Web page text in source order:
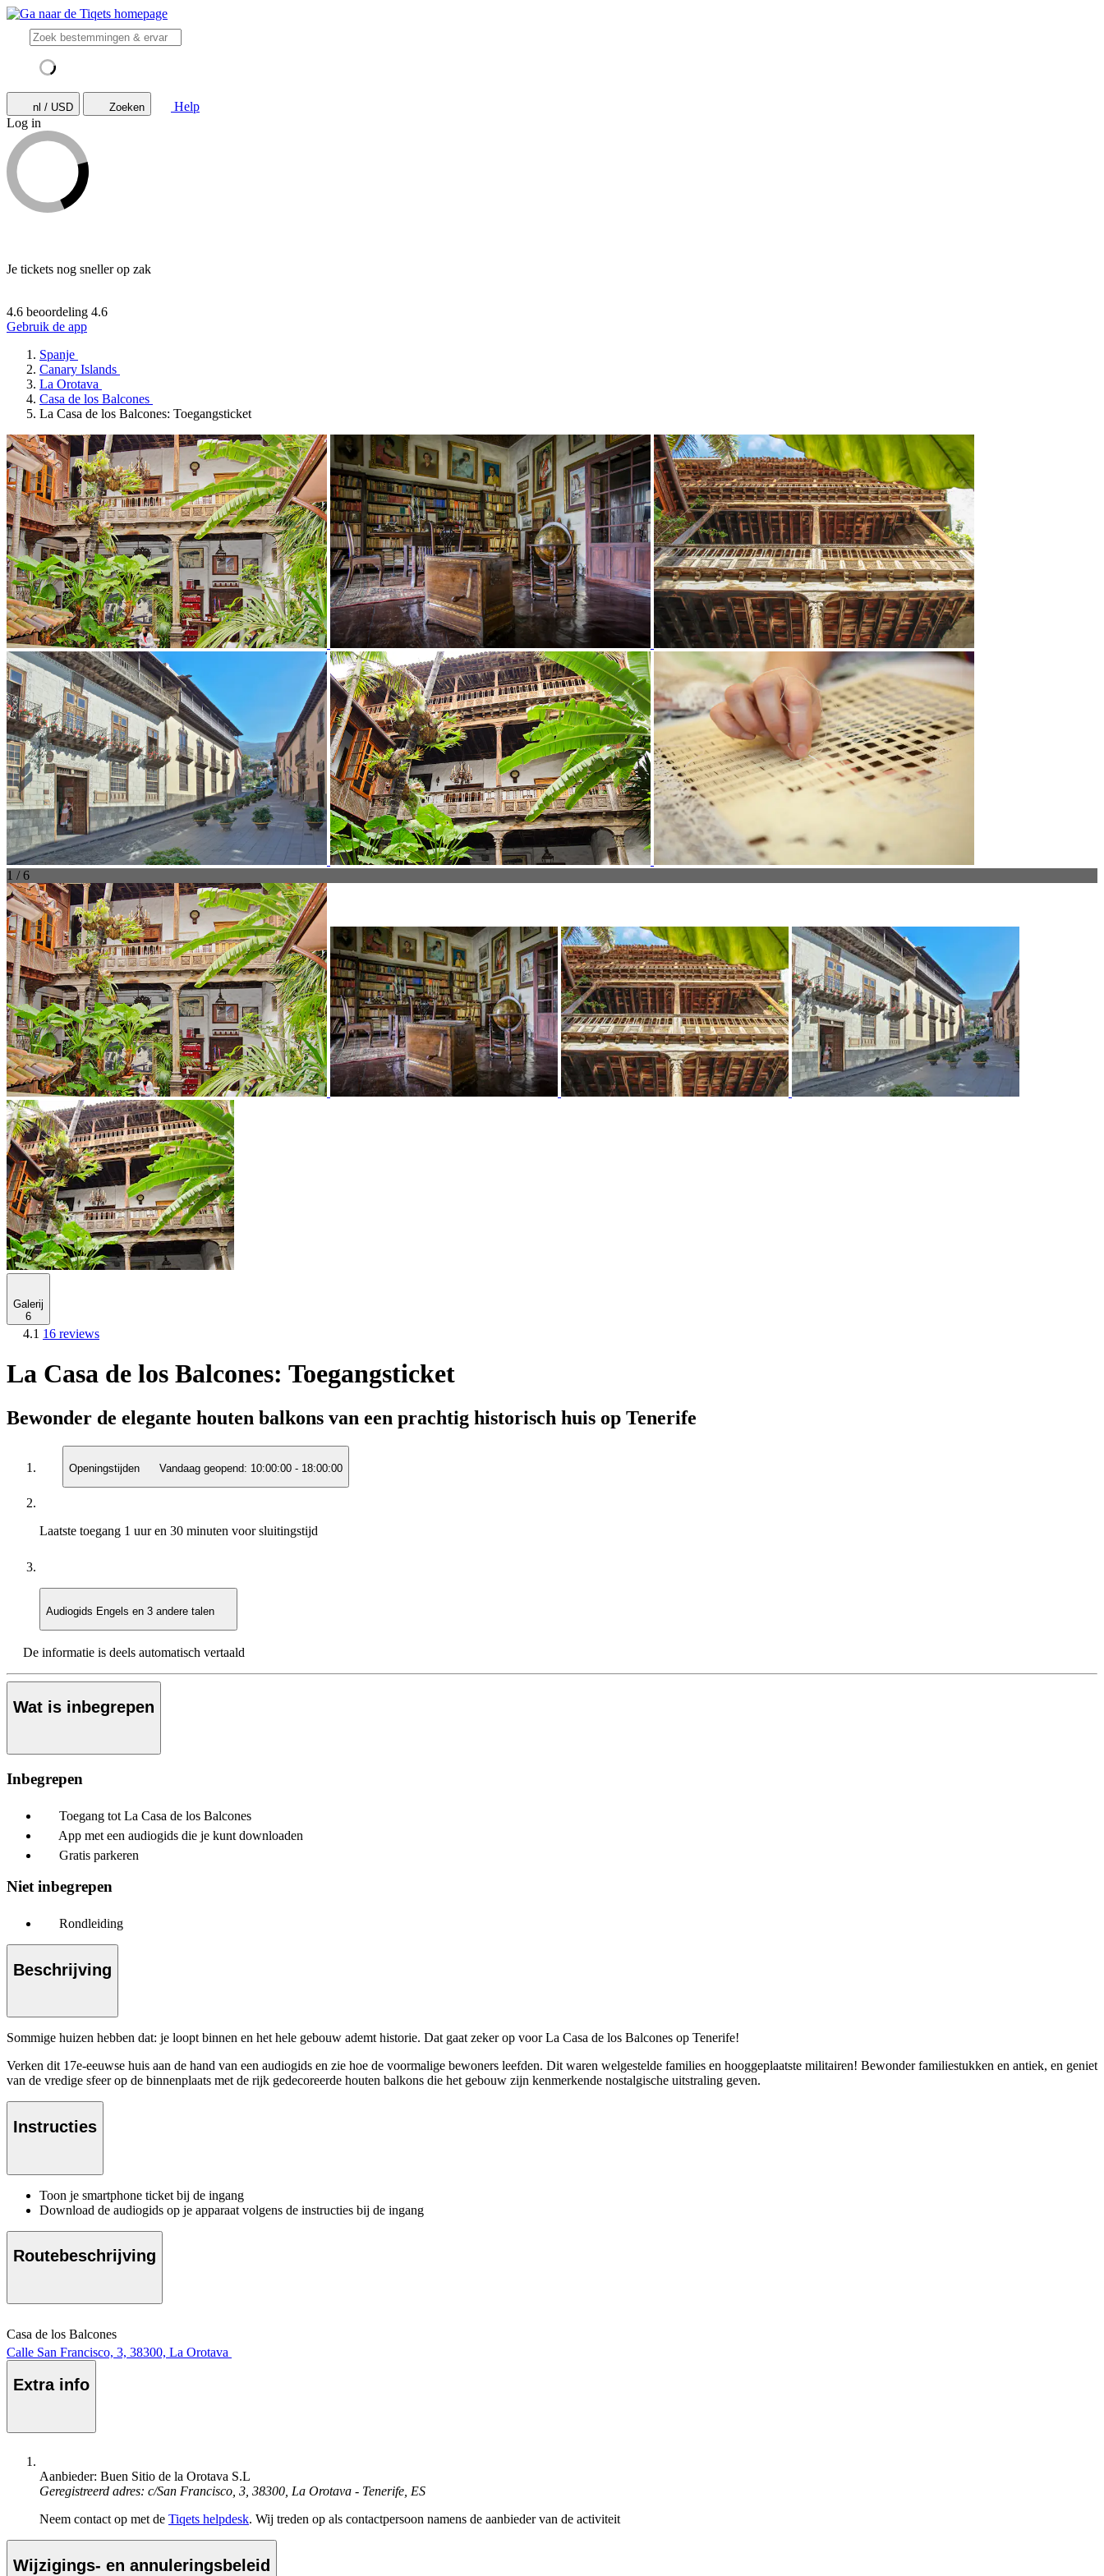
nl / USD Zoeken
Help
Log in
Je tickets nog sneller op zak
4.6 beoordeling 4.6
Gebruik de app
Spanje
Canary Islands
La Orotava
Casa de los Balcones
La Casa de los Balcones: Toegangsticket
1 / 6
Galerij
6
4.1 16 reviews
La Casa de los Balcones: Toegangsticket
Bewonder de elegante houten balkons van een prachtig historisch huis op Tenerife
Openingstijden Vandaag geopend: 10:00:00 - 18:00:00
Laatste toegang 1 uur en 30 minuten voor sluitingstijd
Audiogids Engels en 3 andere talen
De informatie is deels automatisch vertaald
Wat is inbegrepen
Inbegrepen
Toegang tot La Casa de los Balcones
App met een audiogids die je kunt downloaden
Gratis parkeren
Niet inbegrepen
Rondleiding
Beschrijving
Sommige huizen hebben dat: je loopt binnen en het hele gebouw ademt historie. Dat gaat zeker op voor La Casa de los Balcones op Tenerife!
Verken dit 17e-eeuwse huis aan de hand van een audiogids en zie hoe de voormalige bewoners leefden. Dit waren welgestelde families en hooggeplaatste militairen! Bewonder familiestukken en antiek, en geniet
van de vredige sfeer op de binnenplaats met de rijk gedecoreerde houten balkons die het gebouw zijn kenmerkende nostalgische uitstraling geven.
Instructies
Toon je smartphone ticket bij de ingang
Download de audiogids op je apparaat volgens de instructies bij de ingang
Routebeschrijving
Casa de los Balcones
Calle San Francisco, 3, 38300, La Orotava
Extra info
Aanbieder: Buen Sitio de la Orotava S.L
Geregistreerd adres: c/San Francisco, 3, 38300, La Orotava - Tenerife, ES
Neem contact op met de Tiqets helpdesk. Wij treden op als contactpersoon namens de aanbieder van de activiteit
Wijzigings- en annuleringsbeleid